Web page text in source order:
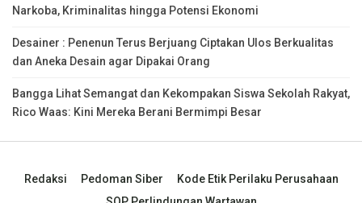
Narkoba, Kriminalitas hingga Potensi Ekonomi
Desainer : Penenun Terus Berjuang Ciptakan Ulos Berkualitas
dan Aneka Desain agar Dipakai Orang
Bangga Lihat Semangat dan Kekompakan Siswa Sekolah Rakyat,
Rico Waas: Kini Mereka Berani Bermimpi Besar
Redaksi Pedoman Siber
Kode Etik Perilaku Perusahaan